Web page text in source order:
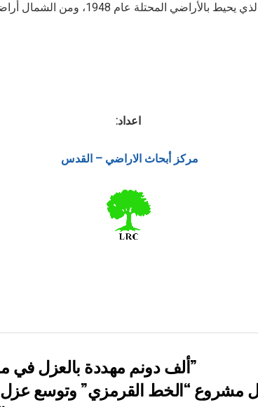
المحتلة عام 1948، ومن الشمال أراضي مسافر يطا.
اعداد:
مركز أبحاث الاراضي – القدس
” 118 ألف دونم مهددة بالعزل في محافظة طوباس”
مشروع “الخط القرمزي” وتوسع عزل